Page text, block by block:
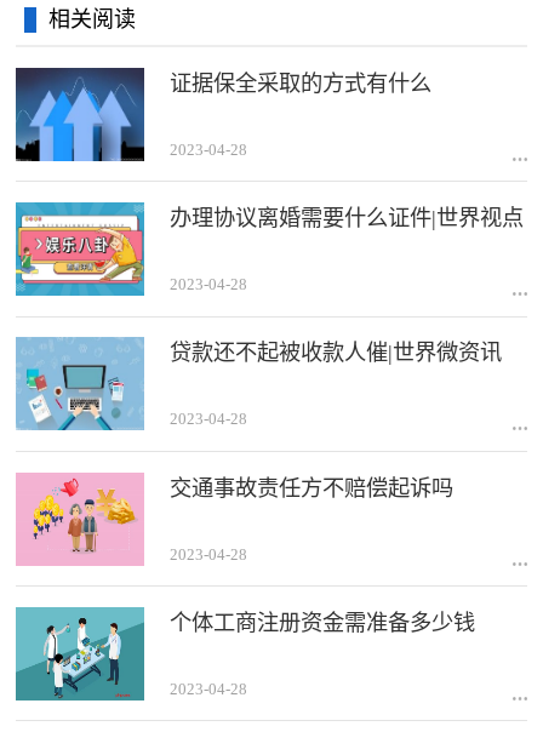
相关阅读
证据保全采取的方式有什么
2023-04-28
办理协议离婚需要什么证件|世界视点
2023-04-28
贷款还不起被收款人催|世界微资讯
2023-04-28
交通事故责任方不赔偿起诉吗
2023-04-28
个体工商注册资金需准备多少钱
2023-04-28